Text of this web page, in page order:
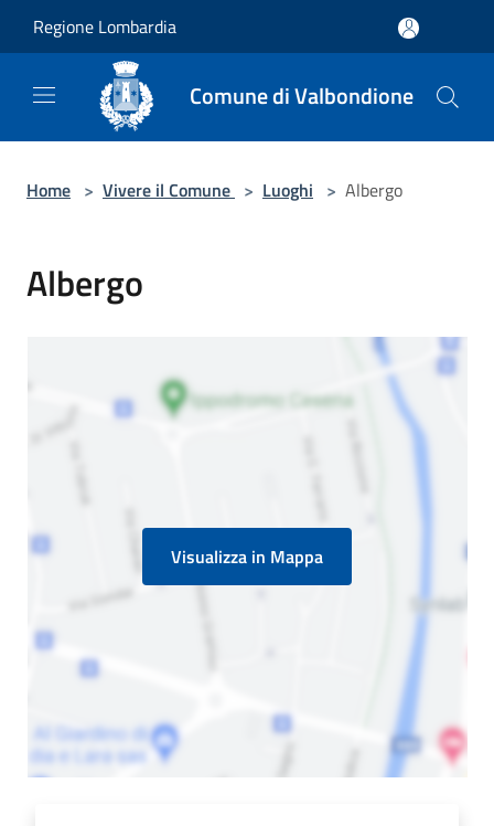
Regione Lombardia
Comune di Valbondione
Home > Vivere il Comune > Luoghi > Albergo
Albergo
Visualizza in Mappa